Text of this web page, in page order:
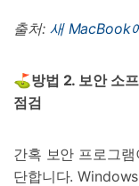
출처: 새 MacBook
⛳방법 2. 보안 소
점검
간혹 보안 프로그
단합니다.